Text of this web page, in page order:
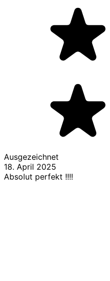
Ausgezeichnet
18. April 2025
Absolut perfekt !!!!